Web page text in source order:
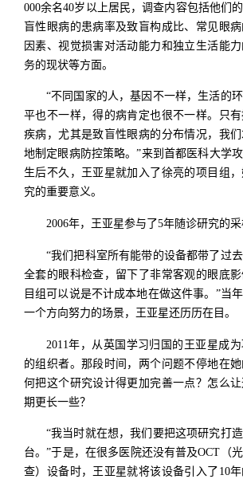
000余名40岁以上居民，调查内容包括他们
盲性眼病的患病率及致盲构成比、常见眼
因素、视觉损害对活动能力和独立生活能
务的现状等方面。
“不同国家的人，基因不一样，生活的
平也不一样，得的病肯定也很不一样。只
疾病，尤其是致盲性眼病的分布情况，我
地制定眼病防控策略。”来到首都医科大学
生后不久，王亚星就加入了徐亮的项目组
究的重要意义。
2006年，王亚星参与了5年随诊研究的采
“我们把科室所有能带的设备都带了过
全套的眼科检查，留下了非常客观的眼底
目组可以说是不计成本地在做这件事。”当
一个方向努力的场景，王亚星还历历在目。
2011年，从英国学习归国的王亚星成
的组织者。那段时间，两个问题不停地在
何把这个研究设计得更加完善一点？怎么
期更长一些？
“我当时就在想，我们要把这项研究打
台。”于是，在很多医院还没有普及OCT（
查）设备时，王亚星就将该设备引入了10